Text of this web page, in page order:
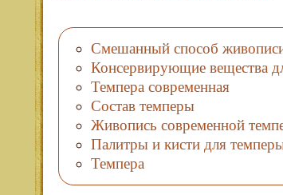
Смешанный способ
Консервирующие вещества
Темпера современная
Состав темперы
Живопись современной
Палитры и кисти для
Темпера